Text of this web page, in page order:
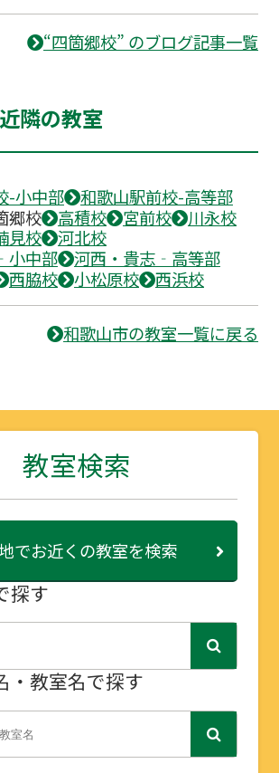
“四箇郷校” のブログ記事一覧
隣の教室
-小中部
和歌山駅前校-高等部
郷校 高積校 宮前校
川永校
見校
河北校
小中部
河西・貴志‐高等部
西脇校 小松原校 西浜校
和歌山市の教室一覧に戻る
教室検索
でお近くの教室を検索
探す
・教室名で探す